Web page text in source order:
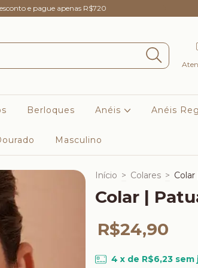
e pague apenas R$720
Berloques Anéis Anéis
Masculino
Início > Colares >
Colar |
R$24,90
4 x de R$6,23 sem